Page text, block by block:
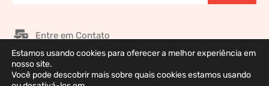
Entre em Contato
Nossos Patrocinadores
Galeria de Imagens
Estamos usando cookies para oferecer a melhor experiência em
nosso site.
Você pode descobrir mais sobre quais cookies estamos usando